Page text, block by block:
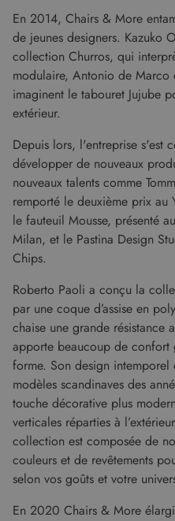
En 2014, Chairs & More
de jeunes designers. Kazuko
collection Churros, qui
modulaire, Antonio de Marco
imaginent le tabouret Jujube
extérieur.
Depuis lors, l'entreprise s'est
développer de nouveaux
nouveaux talents comme
remporté le deuxième prix au
le fauteuil Mousse, présenté
Milan, et le Pastina Design
Chips.
Roberto Paoli a conçu la
par une coque d’assise en
chaise une grande résistance
apporte beaucoup de confort
forme. Son design intemporel
modèles scandinaves des
touche décorative plus
verticales réparties à
collection est composée de
couleurs et de revêtements
selon vos goûts et votre
En 2020 Chairs & More